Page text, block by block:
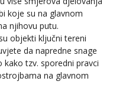
koje su na glavnom
njihovu putu.
objekti ključni tereni
da napredne snage
tzv. sporedni pravci
na glavnom